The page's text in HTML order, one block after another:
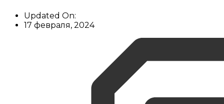
Updated On:
17 февраля, 2024